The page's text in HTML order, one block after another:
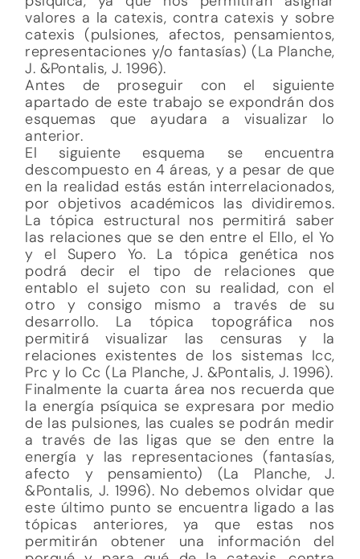
valores a la catexis, contra catexis y sobre
catexis (pulsiones, afectos, pensamientos,
representaciones y/o fantasías) (La Planche,
J. &Pontalis, J. 1996).
Antes de proseguir con el siguiente
apartado de este trabajo se expondrán dos
esquemas que ayudara a visualizar lo
anterior.
El siguiente esquema se encuentra
descompuesto en 4 áreas, y a pesar de que
en la realidad estás están interrelacionados,
por objetivos académicos las dividiremos.
La tópica estructural nos permitirá saber
las relaciones que se den entre el Ello, el Yo
y el Supero Yo. La tópica genética nos
podrá decir el tipo de relaciones que
entablo el sujeto con su realidad, con el
otro y consigo mismo a través de su
desarrollo. La tópica topográfica nos
permitirá visualizar las censuras y la
relaciones existentes de los sistemas Icc,
Prc y lo Cc (La Planche, J. &Pontalis, J. 1996).
Finalmente la cuarta área nos recuerda que
la energía psíquica se expresara por medio
de las pulsiones, las cuales se podrán medir
a través de las ligas que se den entre la
energía y las representaciones (fantasías,
afecto y pensamiento) (La Planche, J.
&Pontalis, J. 1996). No debemos olvidar que
este último punto se encuentra ligado a las
tópicas anteriores, ya que estas nos
permitirán obtener una información del